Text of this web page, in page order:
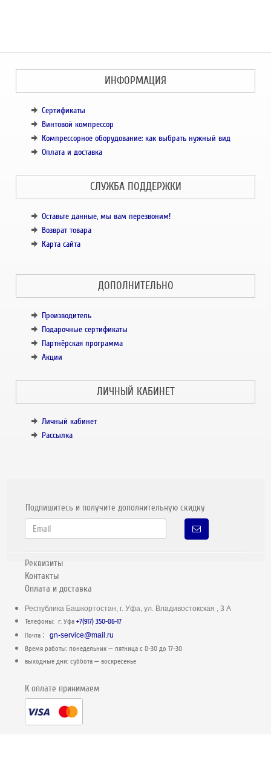
ИНФОРМАЦИЯ
Сертификаты
Винтовой компрессор
Компрессорное оборудование: как выбрать нужный вид
Оплата и доставка
СЛУЖБА ПОДДЕРЖКИ
Оставьте данные, мы вам перезвоним!
Возврат товара
Карта сайта
ДОПОЛНИТЕЛЬНО
Производитель
Подарочные сертификаты
Партнёрская программа
Акции
ЛИЧНЫЙ КАБИНЕТ
Личный кабинет
Рассылка
Подпишитесь и получите дополнительную скидку
Реквизиты
Контакты
Оплата и доставка
Республика Башкортостан, г. Уфа, ул. Владивостокская , 3 А
Телефоны: г. Уфа+7(917) 350-86-17
Почта :gn-service@mail.ru
Время работы: понедельник — пятница c 8-30 до 17-30
выходные дни: суббота — воскресенье
К оплате принимаем